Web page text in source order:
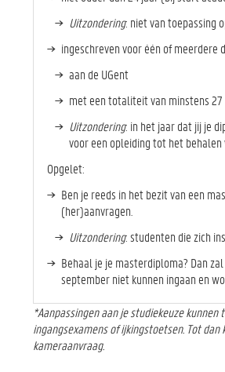
Uitzondering: niet van toepassing
ingeschreven voor één of
aan de UGent
met een totaliteit van minstens
Uitzondering: in het jaar dat jij je
voor een opleiding tot het
Opgelet:
Ben je reeds in het bezit van een
(her)aanvragen.
Uitzondering: studenten die zich
Behaal je je masterdiploma? Dan
september niet kunnen ingaan en
*Aanpassingen aan je studiekeuze
ingangsexamens of ijkingstoetsen. Tot
kameraanvraag.